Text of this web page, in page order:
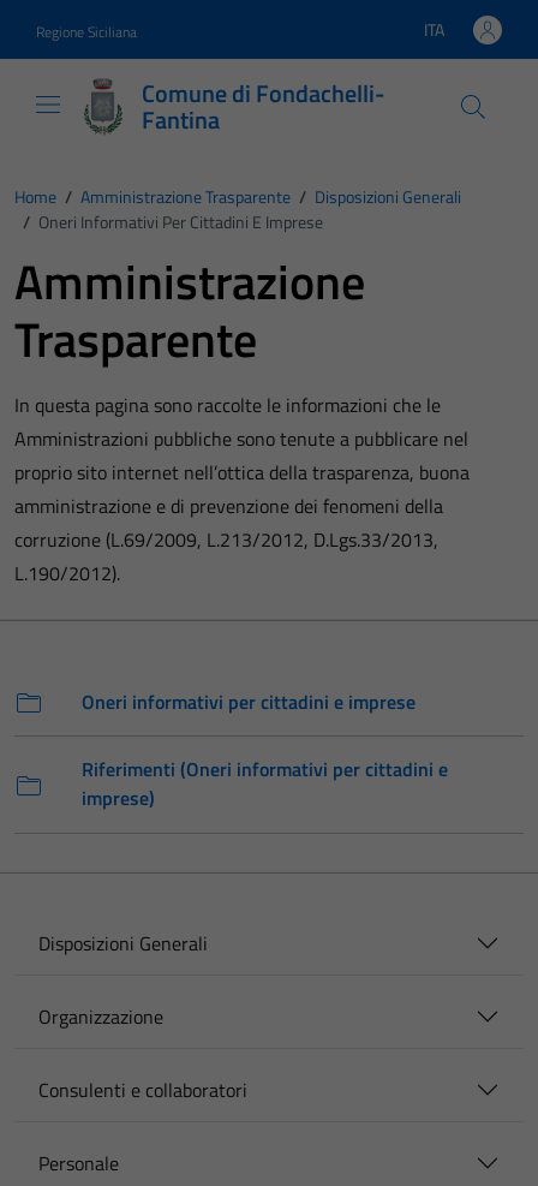
Regione Siciliana Lingua attiva:
ITA
Comune di Fondachelli-
Fantina
Home / Amministrazione Trasparente / Disposizioni Generali
/ Oneri Informativi Per Cittadini E Imprese
Amministrazione
Trasparente
In questa pagina sono raccolte le informazioni che le
Amministrazioni pubbliche sono tenute a pubblicare nel
proprio sito internet nell’ottica della trasparenza, buona
amministrazione e di prevenzione dei fenomeni della
corruzione (L.69/2009, L.213/2012, D.Lgs.33/2013,
L.190/2012).
Oneri informativi per cittadini e imprese
Riferimenti (Oneri informativi per cittadini e
imprese)
Disposizioni Generali
Organizzazione
Consulenti e collaboratori
Personale